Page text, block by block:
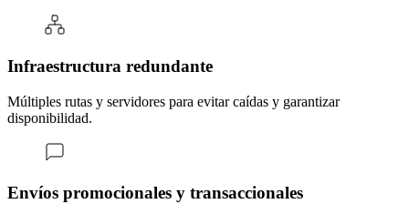
Infraestructura redundante
Múltiples rutas y servidores para evitar caídas y garantizar
disponibilidad.
Envíos promocionales y transaccionales